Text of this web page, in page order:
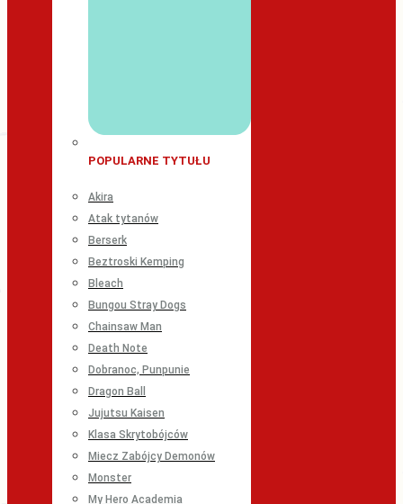
POPULARNE TYTUŁU
Akira
Atak tytanów
Berserk
Beztroski Kemping
Bleach
Bungou Stray Dogs
Chainsaw Man
Death Note
Dobranoc, Punpunie
Dragon Ball
Jujutsu Kaisen
Klasa Skrytobójców
Miecz Zabójcy Demonów
Monster
My Hero Academia